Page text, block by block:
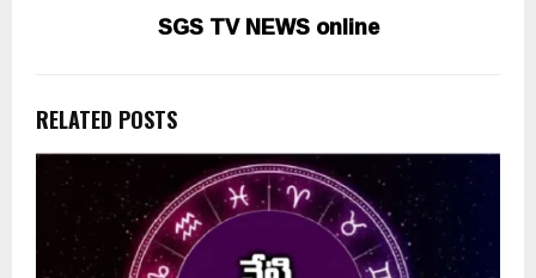
SGS TV NEWS online
RELATED POSTS